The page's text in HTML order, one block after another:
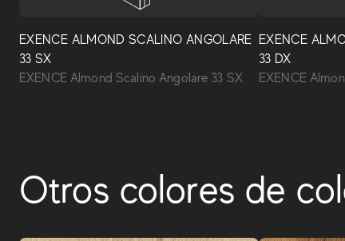
EXENCE ALMOND SCALINO ANGOLARE
33 SX
EXENCE Almond Scalino Angolare 33 SX
EXENCE
33 DX
EXENCE
Otros colores de